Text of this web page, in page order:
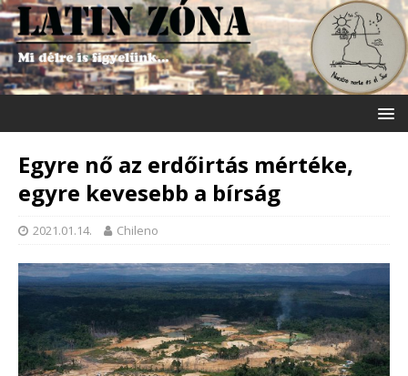
Egyre nő az erdőirtás mértéke,
egyre kevesebb a bírság
2021.01.14. Chileno